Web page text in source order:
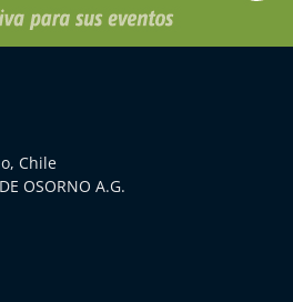
Chile
OSORNO A.G.